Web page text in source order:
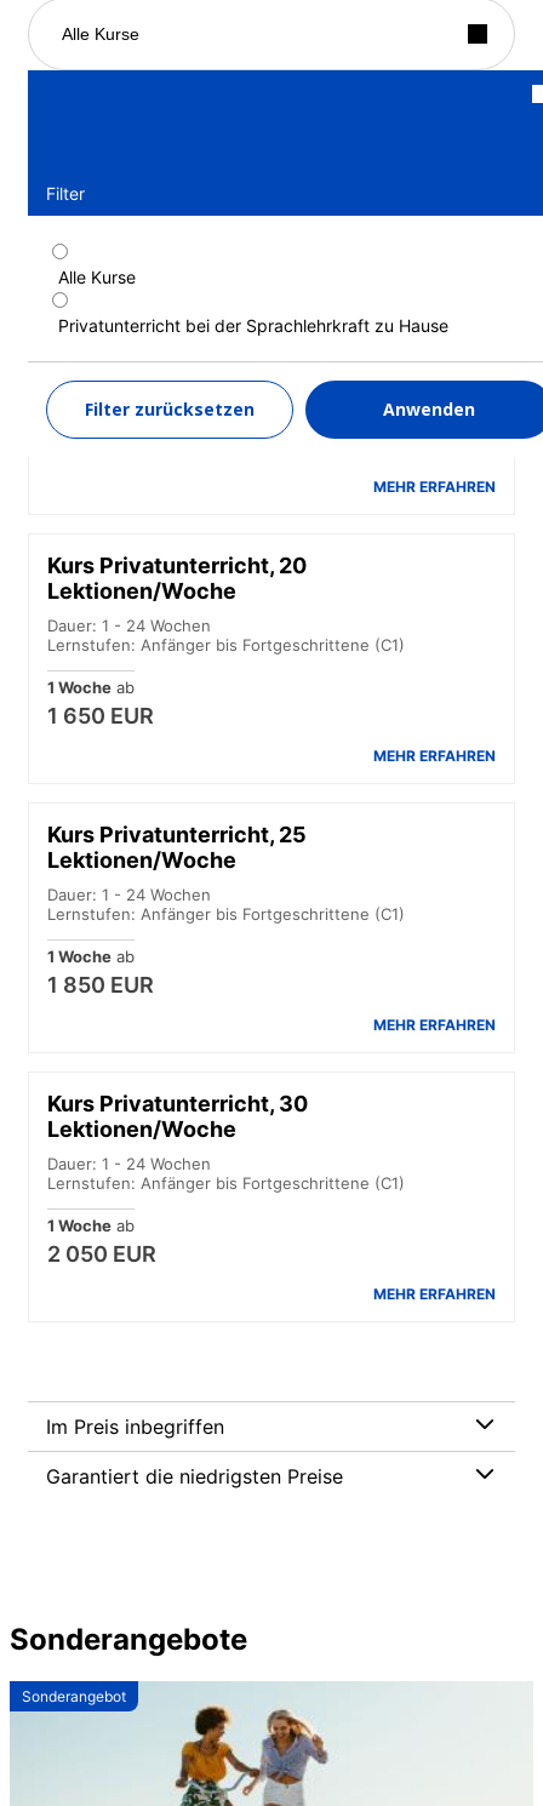
Alle Kurse
Filter
Alle Kurse
Privatunterricht bei der Sprachlehrkraft zu Hause
Filter zurücksetzen Anwenden
Kurs Privatunterricht, 15
Lektionen/Woche
1 Wocheab
1 450 EUR
MEHR ERFAHREN
Kurs Privatunterricht, 20
Lektionen/Woche
Dauer: 1 - 24 Wochen
Lernstufen: Anfänger bis Fortgeschrittene (C1)
1 Woche ab
1 650 EUR
MEHR ERFAHREN
Kurs Privatunterricht, 25
Lektionen/Woche
Dauer: 1 - 24 Wochen
Lernstufen: Anfänger bis Fortgeschrittene (C1)
1 Woche ab
1 850 EUR
MEHR ERFAHREN
Kurs Privatunterricht, 30
Lektionen/Woche
Dauer: 1 - 24 Wochen
Lernstufen: Anfänger bis Fortgeschrittene (C1)
1 Woche ab
2 050 EUR
MEHR ERFAHREN
Im Preis inbegriffen
Garantiert die niedrigsten Preise
Sonderangebote
Sonderangebot